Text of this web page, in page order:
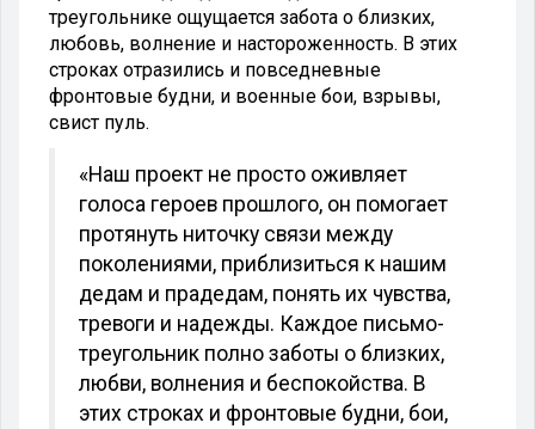
треугольнике ощущается забота о близких,
любовь, волнение и настороженность. В этих
строках отразились и повседневные
фронтовые будни, и военные бои, взрывы,
свист пуль.
«Наш проект не просто оживляет
голоса героев прошлого, он помогает
протянуть ниточку связи между
поколениями, приблизиться к нашим
дедам и прадедам, понять их чувства,
тревоги и надежды. Каждое письмо-
треугольник полно заботы о близких,
любви, волнения и беспокойства. В
этих строках и фронтовые будни, бои,